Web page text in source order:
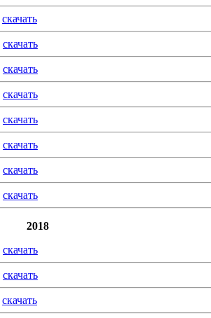
скачать
скачать
скачать
скачать
скачать
скачать
скачать
скачать
2018
скачать
скачать
скачать